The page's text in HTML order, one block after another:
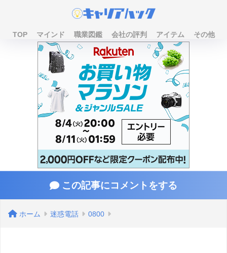
TOP マインド 職業図鑑 会社の評判 アイテム その他
この記事にコメントをする
ホーム 迷惑電話 0800